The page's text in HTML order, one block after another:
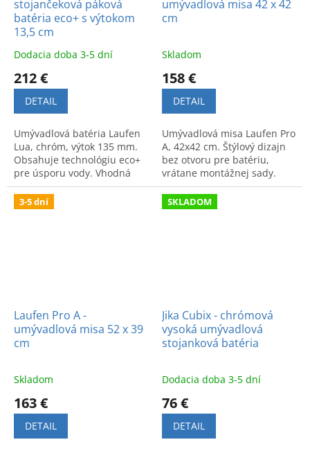
stojančeková páková
batéria eco+ s výtokom
13,5 cm
Dodacia doba 3-5 dní
212 €
DETAIL
Umývadlová batéria Laufen
Lua, chróm, výtok 135 mm.
Obsahuje technológiu eco+
pre úsporu vody. Vhodná
pre umývadlové misy.
umývadlová misa 42 x 42
cm
Skladom
158 €
DETAIL
Umývadlová misa Laufen Pro
A, 42x42 cm. Štýlový dizajn
bez otvoru pre batériu,
vrátane montážnej sady.
Prémiová kvalita pre
modernú kúpeľňu.
3-5 dní
Laufen Pro A -
umývadlová misa 52 x 39
cm
Skladom
163 €
DETAIL
SKLADOM
Jika Cubix - chrómová
vysoká umývadlová
stojanková batéria
Dodacia doba 3-5 dní
76 €
DETAIL